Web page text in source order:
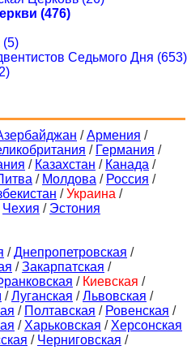
(476)
(5)
Седьмого Дня (653)
/Армения /
/ Германия /
/ Казахстан / Канада /
/ Молдова / Россия /
/Украина /
Чехия / Эстония
/Днепропетровская /
/Закарпатская /
/ Киевская /
/Луганская /Львовская /
/ Полтавская / Ровенская /
/ Харьковская / Херсонская
/ Черниговская /